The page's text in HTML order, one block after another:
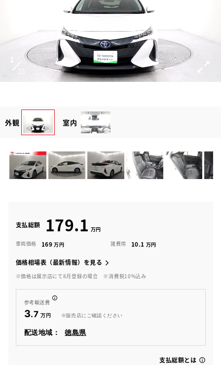
外観 室内
支払総額 179.1
車両価格 169 諸費用 10.1
価格相場表（最新情報）を見る
※価格は展示店にて8月登録の場合 ※消費税10%込み
参考輸送費
3.7 ※販売店にご確認ください
配送地域： 徳島県
支払総額とは